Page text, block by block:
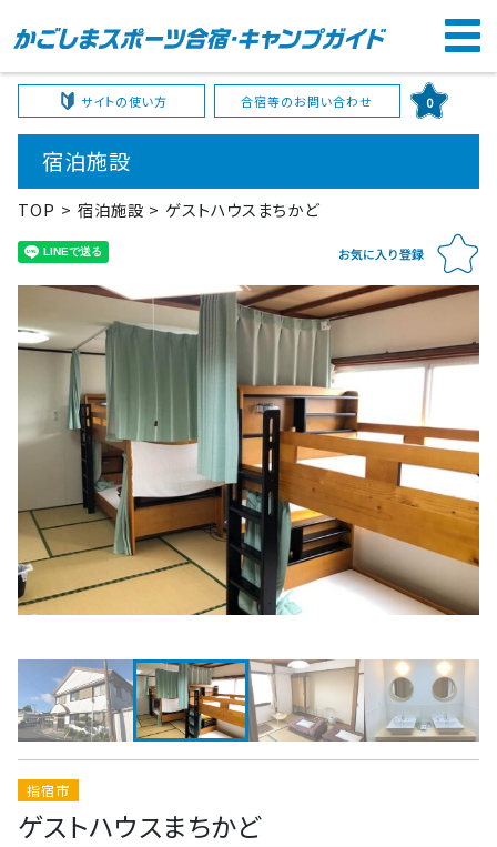
サイトの使い方 合宿等のお問い合わせ 0
宿泊施設
TOP 宿泊施設 ゲストハウスまちかど
指宿市
ゲストハウスまちかど